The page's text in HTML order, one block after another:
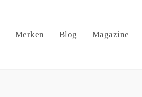
Merken Blog Magazine